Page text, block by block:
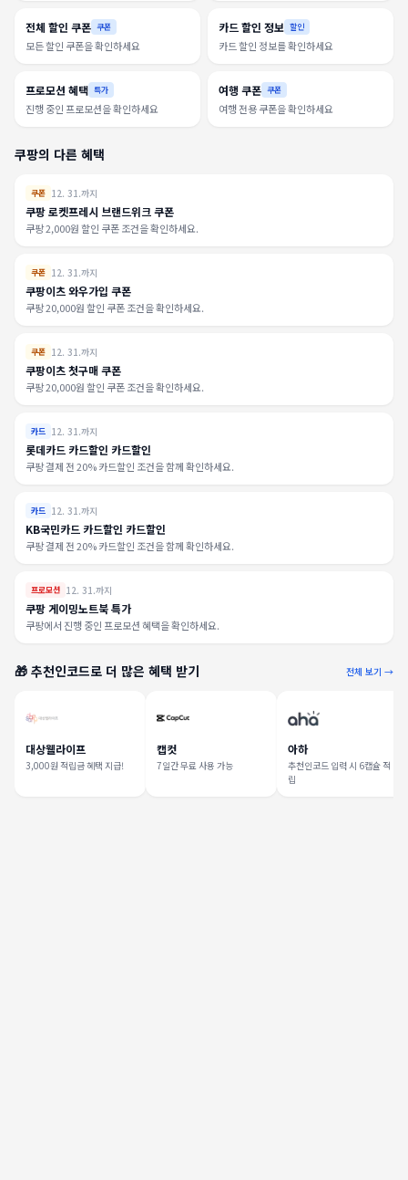
전체 할인 쿠폰 쿠폰
모든 할인 쿠폰을 확인하세요
카드 할인 정보 할인
카드 할인 정보를 확인하세요
프로모션 혜택 특가
진행 중인 프로모션을 확인하세요
여행 쿠폰 쿠폰
여행 전용 쿠폰을 확인하세요
쿠팡의 다른 혜택
쿠폰 12. 31.까지
쿠팡 로켓프레시 브랜드위크 쿠폰
쿠팡 2,000원 할인 쿠폰 조건을 확인하세요.
쿠폰 12. 31.까지
쿠팡이츠 와우가입 쿠폰
쿠팡 20,000원 할인 쿠폰 조건을 확인하세요.
쿠폰 12. 31.까지
쿠팡이츠 첫구매 쿠폰
쿠팡 20,000원 할인 쿠폰 조건을 확인하세요.
카드 12. 31.까지
롯데카드 카드할인 카드할인
쿠팡 결제 전 20% 카드할인 조건을 함께 확인하세요.
카드 12. 31.까지
KB국민카드 카드할인 카드할인
쿠팡 결제 전 20% 카드할인 조건을 함께 확인하세요.
프로모션 12. 31.까지
쿠팡 게이밍노트북 특가
쿠팡에서 진행 중인 프로모션 혜택을 확인하세요.
🎁 추천인코드로 더 많은 혜택 받기 전체 보기 →
대상웰라이프
3,000원 적립금 혜택 지급!
캡컷
7일간 무료 사용 가능
아하
추천인코드 입력 시 6캡슐 적
립